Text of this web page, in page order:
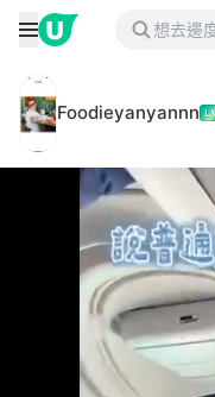
Foodieyanyannn